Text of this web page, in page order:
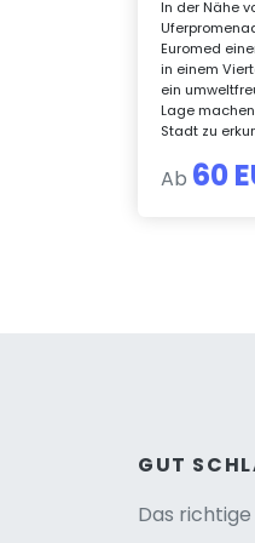
In der Nähe
Euromed
in einem
ein
Lage
Stadt zu
Ab 60
GUT
Das